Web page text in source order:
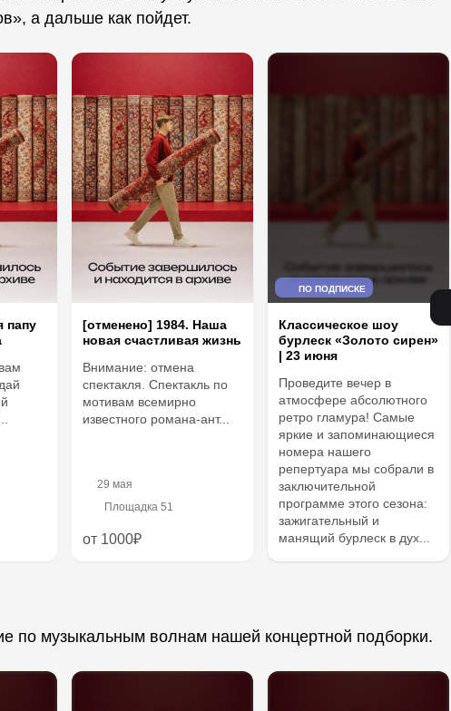
а дальше как пойдет.
папу
[отменено] 1984. Наша
новая счастливая жизнь
Внимание: отмена
спектакля. Спектакль по
мотивам всемирно
известного романа-ант...
29 мая
Площадка 51
от 1000₽
ПО ПОДПИСКЕ
Классическое шоу
бурлеск «Золото сирен»
| 23 июня
Проведите вечер в
атмосфере абсолютного
ретро гламура! Самые
яркие и запоминающиеся
номера нашего
репертуара мы собрали в
заключительной
программе этого сезона:
зажигательный и
манящий бурлеск в дух...
по музыкальным волнам нашей концертной подборки.